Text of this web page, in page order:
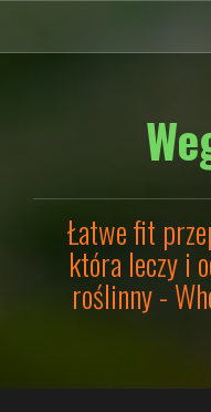
do
Łatwe fit
która leczy i
roślinny -